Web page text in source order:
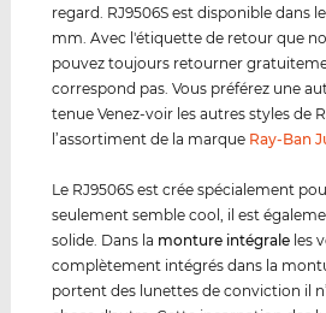
regard. RJ9506S est disponible dans
mm. Avec l'étiquette de retour que
pouvez toujours retourner
correspond pas. Vous préférez une
tenue Venez-voir les autres styles de
l’assortiment de la marque Ray-Ban
Le RJ9506S est crée spécialement
seulement semble cool, il est
solide. Dans la monture intégrale les
complètement intégrés dans la
portent des lunettes de conviction il